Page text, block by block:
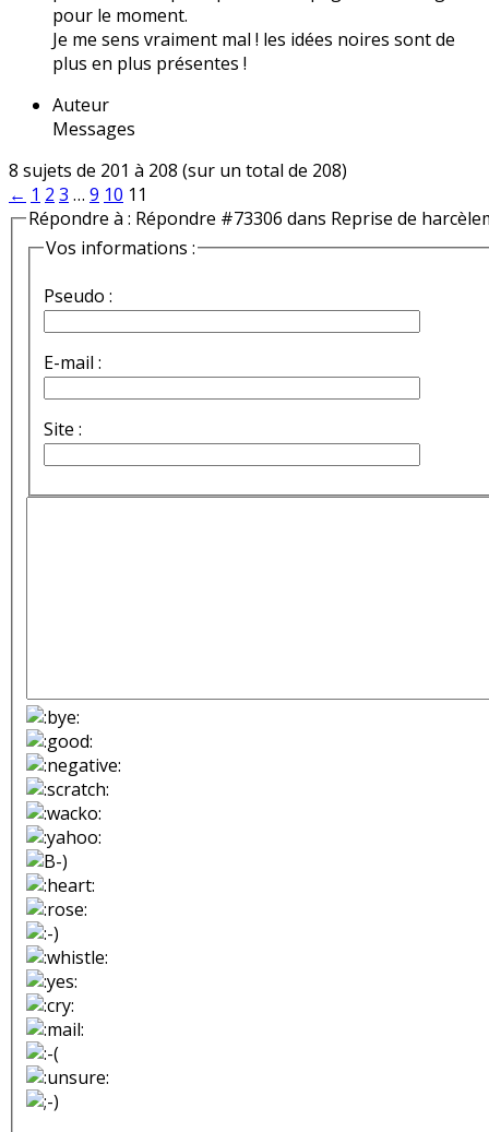
pour le moment.
Je me sens vraiment mal ! les idées noires sont de
plus en plus présentes !
Auteur
Messages
8 sujets de 201 à 208 (sur un total de 208)
← 1 2 3 … 9 10 11
Répondre à : Répondre #73306 dans Reprise de
Vos informations :
Pseudo :
E-mail :
Site :